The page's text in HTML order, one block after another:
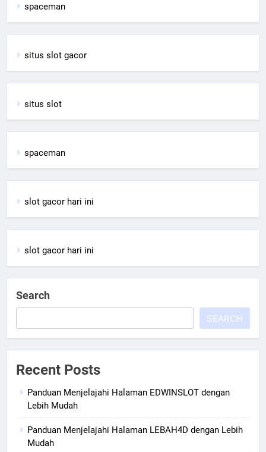
spaceman
situs slot gacor
situs slot
spaceman
slot gacor hari ini
slot gacor hari ini
Search
SEARCH
Recent Posts
Panduan Menjelajahi Halaman EDWINSLOT dengan
Lebih Mudah
Panduan Menjelajahi Halaman LEBAH4D dengan Lebih
Mudah